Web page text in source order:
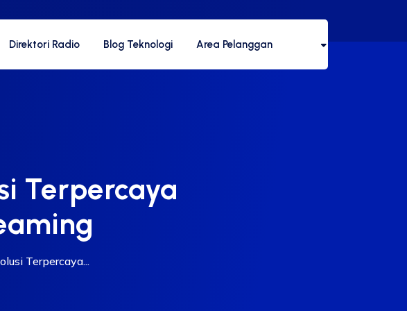
Direktori Radio Blog Teknologi Area Pelanggan
Terpercaya
Terpercaya...